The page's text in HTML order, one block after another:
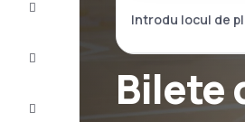
Bilete